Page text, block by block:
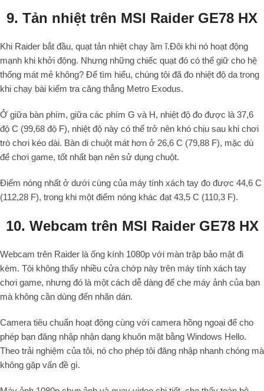
9. Tản nhiệt trên MSI Raider GE78 HX
Khi Raider bắt đầu, quạt tản nhiệt chạy ầm ĩ.Đôi khi nó hoạt động
mạnh khi khởi động. Nhưng những chiếc quạt đó có thể giữ cho hệ
thống mát mẻ không? Để tìm hiểu, chúng tôi đã đo nhiệt độ da trong
khi chạy bài kiểm tra căng thẳng Metro Exodus.
Ở giữa bàn phím, giữa các phím G và H, nhiệt độ đo được là 37,6
độ C (99,68 độ F), nhiệt độ này có thể trở nên khó chịu sau khi chơi
trò chơi kéo dài. Bàn di chuột mát hơn ở 26,6 C (79,88 F), mặc dù
để chơi game, tốt nhất bạn nên sử dụng chuột.
Điểm nóng nhất ở dưới cùng của máy tính xách tay đo được 44,6 C
(112,28 F), trong khi một điểm nóng khác đạt 43,5 C (110,3 F).
10. Webcam trên MSI Raider GE78 HX
Webcam trên Raider là ống kính 1080p với màn trập bảo mật đi
kèm. Tôi không thấy nhiều cửa chớp này trên máy tính xách tay
chơi game, nhưng đó là một cách dễ dàng để che máy ảnh của bạn
mà không cần dùng đến nhãn dán.
Camera tiêu chuẩn hoạt động cùng với camera hồng ngoại để cho
phép bạn đăng nhập nhận dạng khuôn mặt bằng Windows Hello.
Theo trải nghiệm của tôi, nó cho phép tôi đăng nhập nhanh chóng mà
không gặp vấn đề gì.